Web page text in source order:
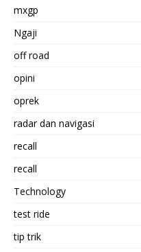
mxgp
Ngaji
off road
opini
oprek
radar dan navigasi
recall
recall
Technology
test ride
tip trik